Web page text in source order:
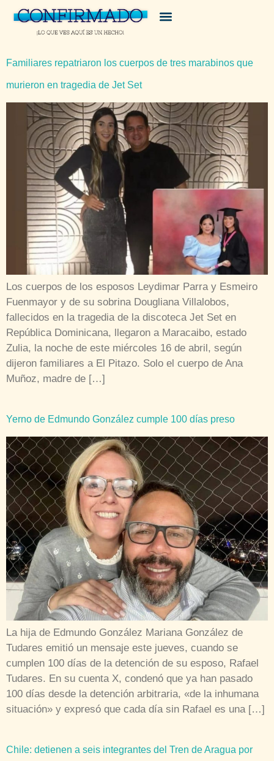
Familiares repatriaron los cuerpos de tres marabinos que
murieron en tragedia de Jet Set
Los cuerpos de los esposos Leydimar Parra y Esmeiro
Fuenmayor y de su sobrina Dougliana Villalobos,
fallecidos en la tragedia de la discoteca Jet Set en
República Dominicana, llegaron a Maracaibo, estado
Zulia, la noche de este miércoles 16 de abril, según
dijeron familiares a El Pitazo. Solo el cuerpo de Ana
Muñoz, madre de […]
Yerno de Edmundo González cumple 100 días preso
La hija de Edmundo González Mariana González de
Tudares emitió un mensaje este jueves, cuando se
cumplen 100 días de la detención de su esposo, Rafael
Tudares. En su cuenta X, condenó que ya han pasado
100 días desde la detención arbitraria, «de la inhumana
situación» y expresó que cada día sin Rafael es una […]
Chile: detienen a seis integrantes del Tren de Aragua por